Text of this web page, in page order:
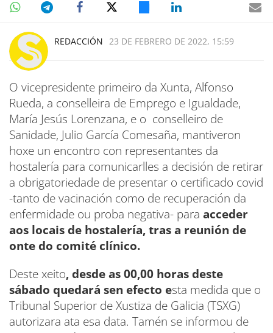
REDACCIÓN 23 DE FEBRERO DE 2022, 15:59
O vicepresidente primeiro da Xunta, Alfonso
Rueda, a conselleira de Emprego e Igualdade,
María Jesús Lorenzana, e o conselleiro de
Sanidade, Julio García Comesaña, mantiveron
hoxe un encontro con representantes da
hostalería para comunicarlles a decisión de retirar
a obrigatoriedade de presentar o certificado covid
-tanto de vacinación como de recuperación da
enfermidade ou proba negativa- para acceder
aos locais de hostalería, tras a reunión de
onte do comité clínico.
Deste xeito, desde as 00,00 horas deste
sábado quedará sen efecto esta medida que o
Tribunal Superior de Xustiza de Galicia (TSXG)
autorizara ata esa data. Tamén se informou de